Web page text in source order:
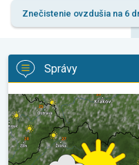
Znečistenie ovzdušia na 6
Správy
Extrém ustúpi, horúčavy